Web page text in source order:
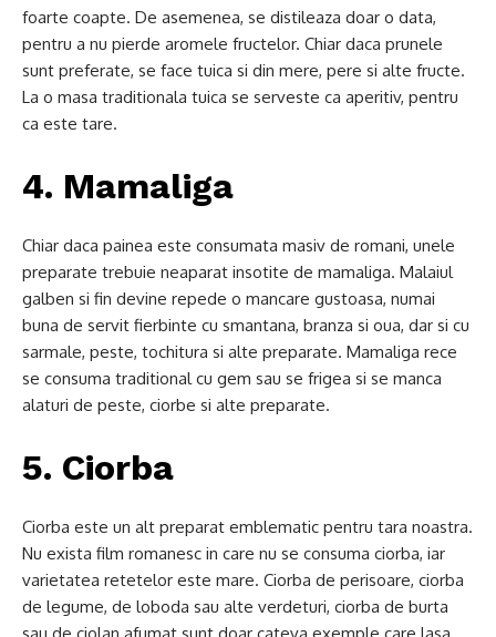
foarte coapte. De asemenea, se distileaza doar o data,
pentru a nu pierde aromele fructelor. Chiar daca prunele
sunt preferate, se face tuica si din mere, pere si alte fructe.
La o masa traditionala tuica se serveste ca aperitiv, pentru
ca este tare.
4. Mamaliga
Chiar daca painea este consumata masiv de romani, unele
preparate trebuie neaparat insotite de mamaliga. Malaiul
galben si fin devine repede o mancare gustoasa, numai
buna de servit fierbinte cu smantana, branza si oua, dar si cu
sarmale, peste, tochitura si alte preparate. Mamaliga rece
se consuma traditional cu gem sau se frigea si se manca
alaturi de peste, ciorbe si alte preparate.
5. Ciorba
Ciorba este un alt preparat emblematic pentru tara noastra.
Nu exista film romanesc in care nu se consuma ciorba, iar
varietatea retetelor este mare. Ciorba de perisoare, ciorba
de legume, de loboda sau alte verdeturi, ciorba de burta